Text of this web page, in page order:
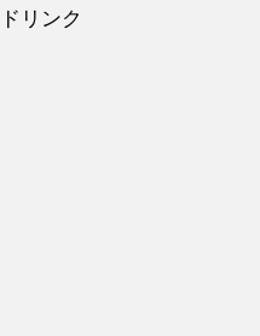
リンク